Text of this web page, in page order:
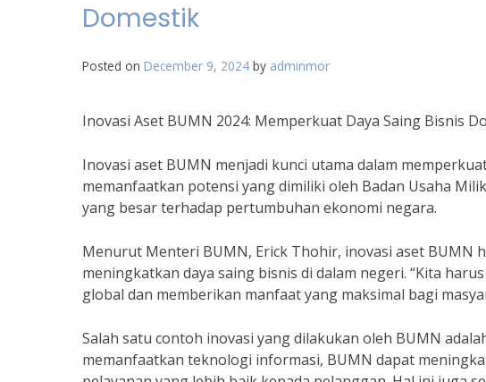
Domestik
Posted on December 9, 2024 by adminmor
Inovasi Aset BUMN 2024: Memperkuat Daya Saing Bisnis
Inovasi aset BUMN menjadi kunci utama dalam
memanfaatkan potensi yang dimiliki oleh Badan Usaha
yang besar terhadap pertumbuhan ekonomi negara.
Menurut Menteri BUMN, Erick Thohir, inovasi aset BUMN
meningkatkan daya saing bisnis di dalam negeri. “Kita
global dan memberikan manfaat yang maksimal bagi
Salah satu contoh inovasi yang dilakukan oleh BUMN
memanfaatkan teknologi informasi, BUMN dapat